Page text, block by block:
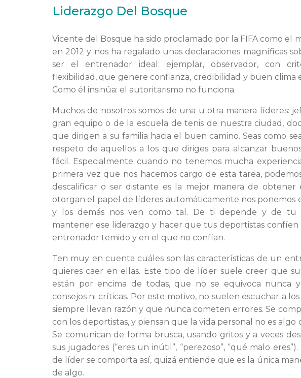
Liderazgo Del Bosque
Vicente del Bosque ha sido proclamado por la FIFA como el
en 2012 y nos ha regalado unas declaraciones magníficas
ser el entrenador ideal: ejemplar, observador, con
flexibilidad, que genere confianza, credibilidad y buen clima
Como él insinúa: el autoritarismo no funciona.
Muchos de nosotros somos de una u otra manera líderes:
gran equipo o de la escuela de tenis de nuestra ciudad,
que dirigen a su familia hacia el buen camino. Seas como
respeto de aquellos a los que diriges para alcanzar
fácil. Especialmente cuando no tenemos mucha
primera vez que nos hacemos cargo de esta tarea,
descalificar o ser distante es la mejor manera de obtener
otorgan el papel de líderes automáticamente nos ponemos
y los demás nos ven como tal. De ti depende y de tu
mantener ese liderazgo y hacer que tus deportistas
entrenador temido y en el que no confían.
Ten muy en cuenta cuáles son las características de un
quieres caer en ellas. Este tipo de líder suele creer que
están por encima de todas, que no se equivoca nunca
consejos ni críticas. Por este motivo, no suelen escuchar a
siempre llevan razón y que nunca cometen errores. Se
con los deportistas, y piensan que la vida personal no es
Se comunican de forma brusca, usando gritos y a veces
sus jugadores (“eres un inútil”, “perezoso”, “qué malo
de líder se comporta así, quizá entiende que es la única
de algo.